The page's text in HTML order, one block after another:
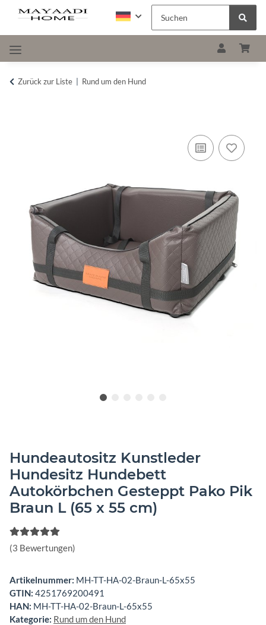
Zurück zur Liste Rund um den Hund
Hundeautositz Kunstleder
Hundesitz Hundebett
Autokörbchen Gesteppt Pako Pik
Braun L (65 x 55 cm)
(3 Bewertungen)
Artikelnummer: MH-TT-HA-02-Braun-L-65x55
GTIN: 4251769200491
HAN: MH-TT-HA-02-Braun-L-65x55
Kategorie: Rund um den Hund